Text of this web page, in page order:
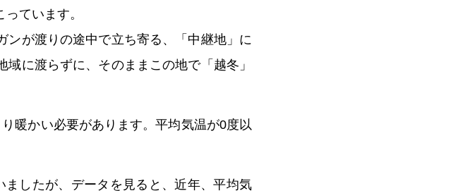
ています。
ンが渡りの途中で立ち寄る、「中継地」に
に渡らずに、そのままこの地で「越冬」
暖かい必要があります。平均気温が0度以
したが、データを見ると、近年、平均気